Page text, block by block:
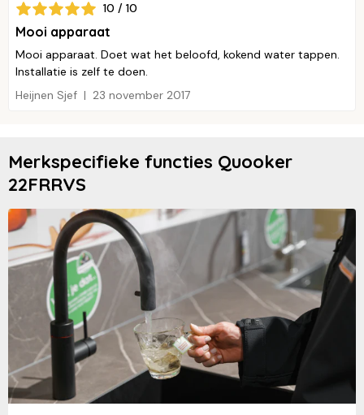
10 / 10
Mooi apparaat
Mooi apparaat. Doet wat het beloofd, kokend water tappen.
Installatie is zelf te doen.
Heijnen Sjef
23 november 2017
Merkspecifieke functies Quooker
22FRRVS